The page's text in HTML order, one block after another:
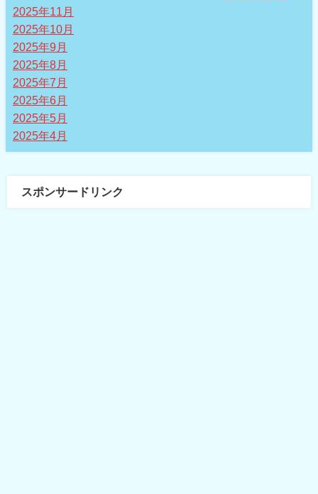
2025年11月
2025年10月
2025年9月
2025年8月
2025年7月
2025年6月
2025年5月
2025年4月
スポンサードリンク